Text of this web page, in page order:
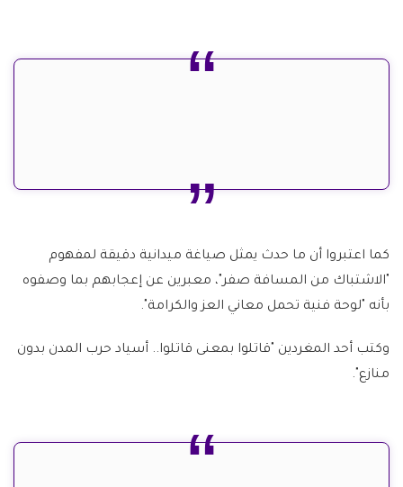
كما اعتبروا أن ما حدث يمثل صياغة ميدانية دقيقة لمفهوم
"الاشتباك من المسافة صفر"، معبرين عن إعجابهم بما وصفوه
بأنه "لوحة فنية تحمل معاني العز والكرامة".
وكتب أحد المغردين "قاتلوا بمعنى قاتلوا.. أسياد حرب المدن بدون
منازع".